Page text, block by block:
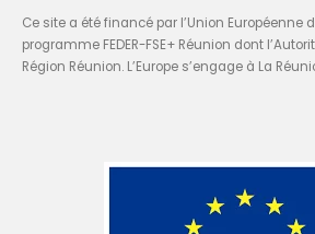
Ce site a été financé par l’Union Européenne
programme FEDER-FSE+ Réunion dont
Région Réunion. L’Europe s’engage à La